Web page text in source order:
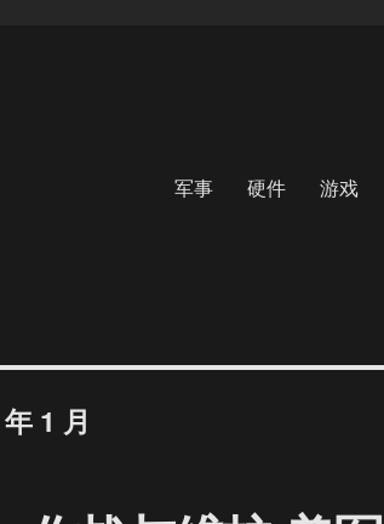
军事 硬件 游戏
1 月